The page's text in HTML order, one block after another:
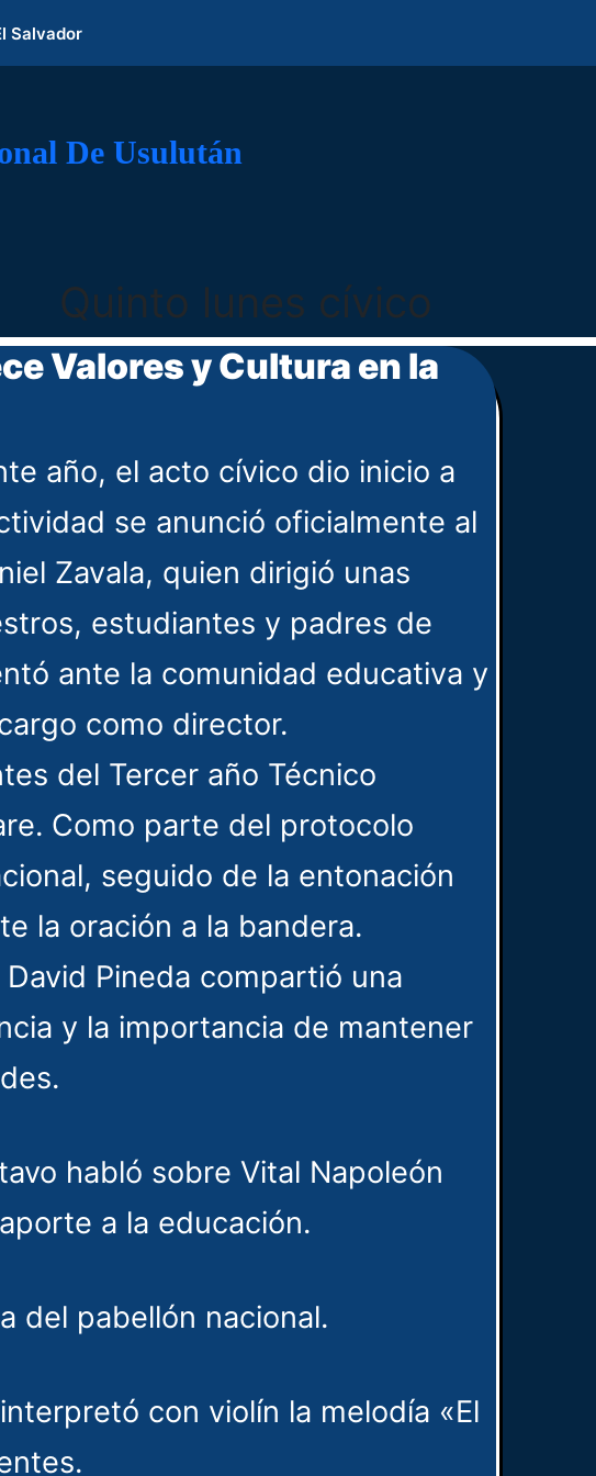
Salvador
De Usulután
Quinto lunes cívico
Valores y Cultura en la
año, el acto cívico dio inicio a
se anunció oficialmente al
Zavala, quien dirigió unas
estudiantes y padres de
ante la comunidad educativa y
como director.
del Tercer año Técnico
Como parte del protocolo
seguido de la entonación
la oración a la bandera.
Pineda compartió una
y la importancia de mantener
habló sobre Vital Napoleón
a la educación.
del pabellón nacional.
con violín la melodía «El